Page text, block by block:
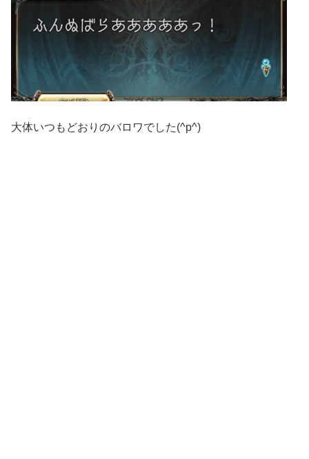
大体いつもどおりのバロワでした(^p^)